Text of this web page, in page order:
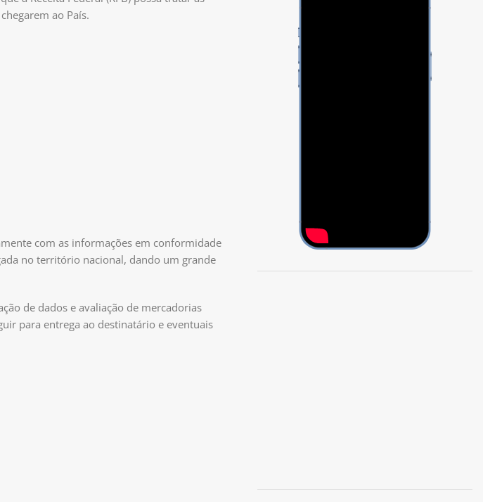
ao País.
com as informações em conformidade
no território nacional, dando um grande
de dados e avaliação de mercadorias
para entrega ao destinatário e eventuais